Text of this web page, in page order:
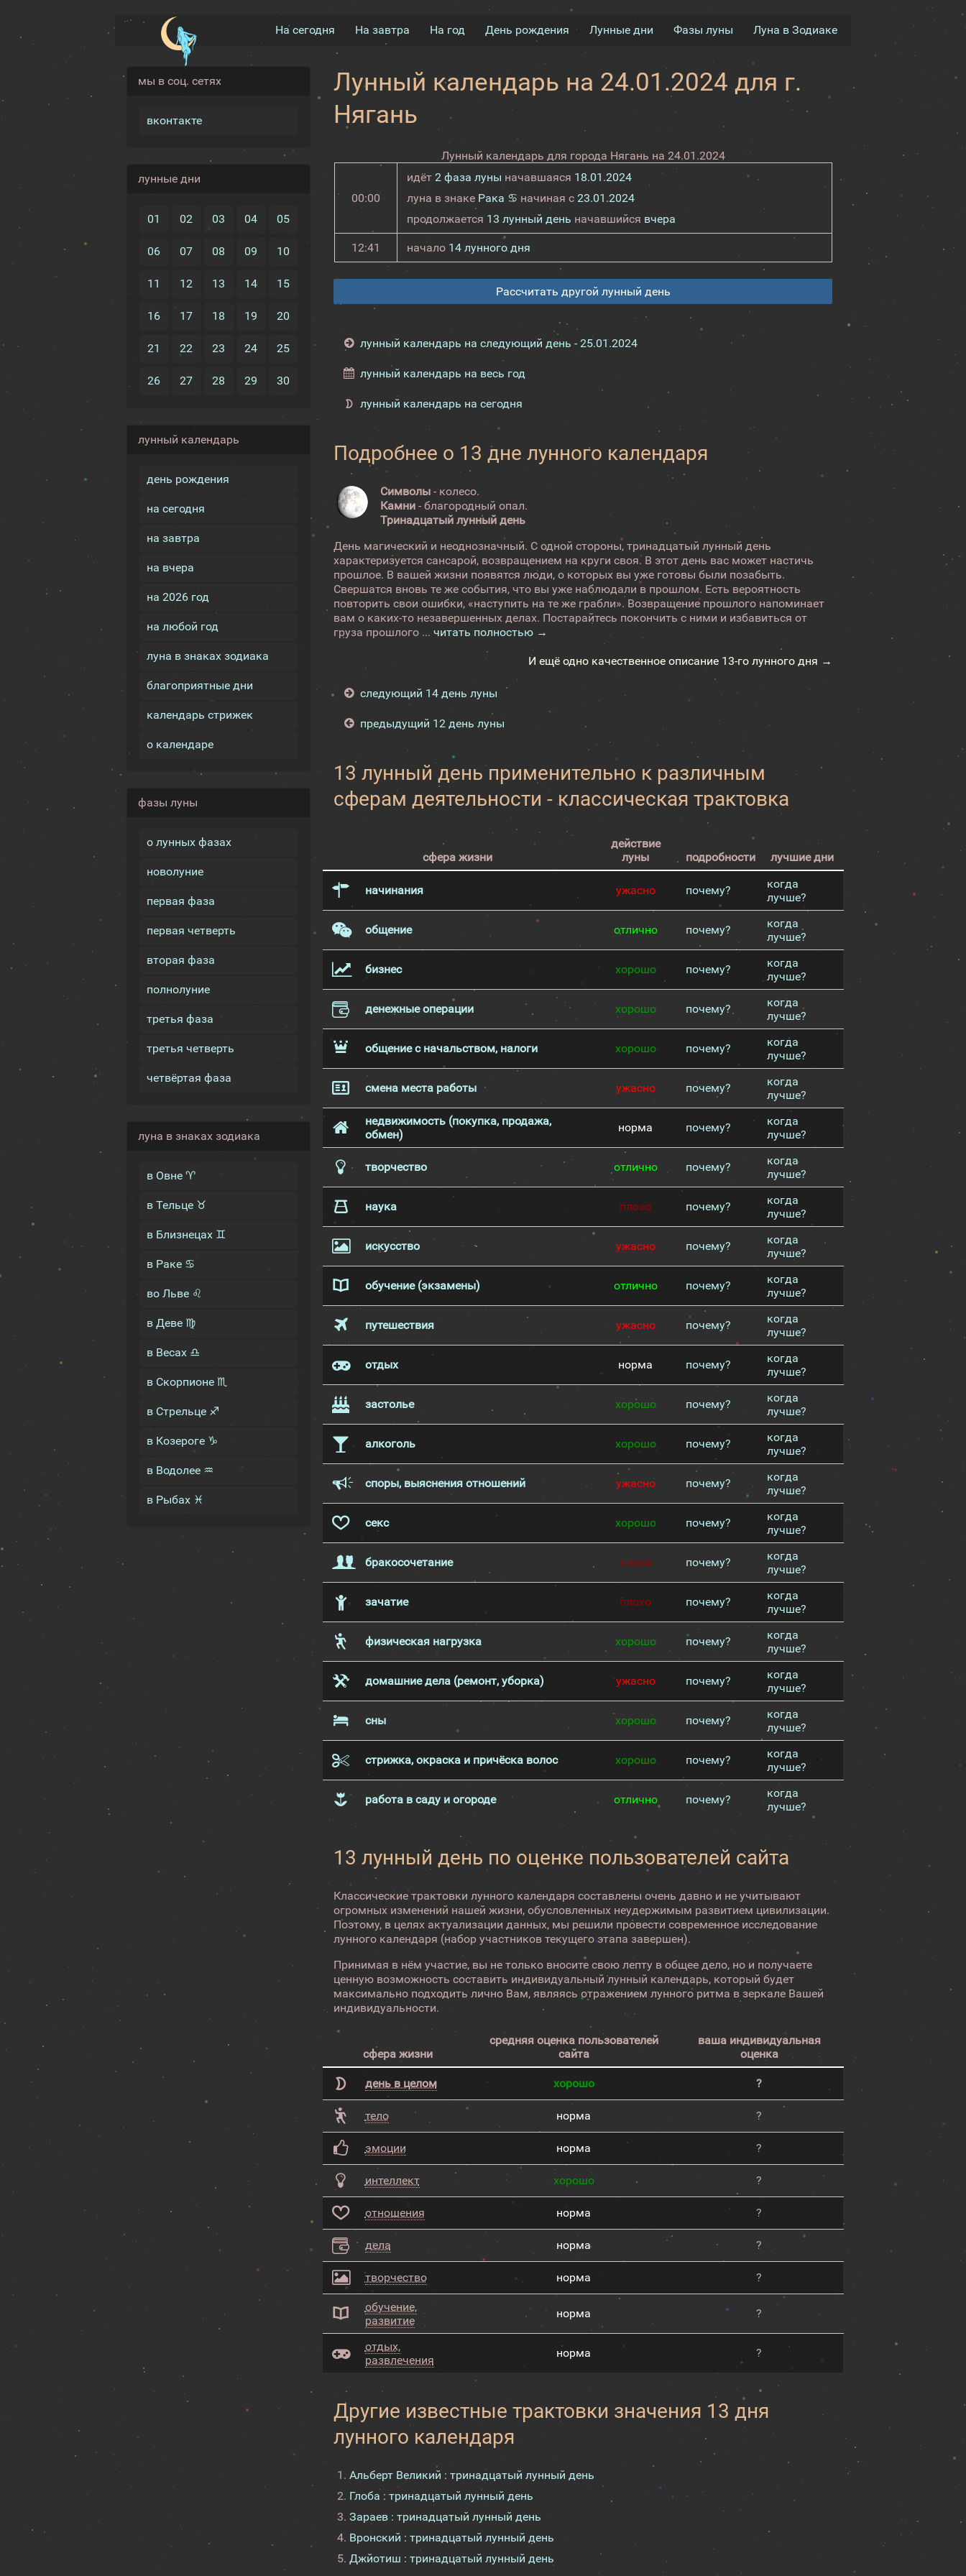
На сегодня На завтра На год День рождения Лунные дни Фазы луны Луна в Зодиаке
мы в соц. сетях
вконтакте
лунные дни
01 02 03 04 05
06 07 08 09 10
11 12 13 14 15
16 17 18 19 20
21 22 23 24 25
26 27 28 29 30
лунный календарь
день рождения
на сегодня
на завтра
на вчера
на 2026 год
на любой год
луна в знаках зодиака
благоприятные дни
календарь стрижек
о календаре
фазы луны
о лунных фазах
новолуние
первая фаза
первая четверть
вторая фаза
полнолуние
третья фаза
третья четверть
четвёртая фаза
луна в знаках зодиака
в Овне ♈
в Тельце ♉
в Близнецах ♊
в Раке ♋
во Льве ♌
в Деве ♍
в Весах ♎
в Скорпионе ♏
в Стрельце ♐
в Козероге ♑
в Водолее ♒
в Рыбах ♓
Лунный календарь на 24.01.2024 для г.
Нягань
Лунный календарь для города Нягань на 24.01.2024
00:00
идёт 2 фаза луны начавшаяся 18.01.2024
луна в знаке Рака ♋ начиная с 23.01.2024
продолжается 13 лунный день начавшийся вчера
12:41 начало 14 лунного дня
Рассчитать другой лунный день
лунный календарь на следующий день - 25.01.2024
лунный календарь на весь год
лунный календарь на сегодня
Подробнее о 13 дне лунного календаря
Символы - колесо.
Камни - благородный опал.
Тринадцатый лунный день
День магический и неоднозначный. С одной стороны, тринадцатый лунный день
характеризуется сансарой, возвращением на круги своя. В этот день вас может настичь
прошлое. В вашей жизни появятся люди, о которых вы уже готовы были позабыть.
Свершатся вновь те же события, что вы уже наблюдали в прошлом. Есть вероятность
повторить свои ошибки, «наступить на те же грабли». Возвращение прошлого напоминает
вам о каких-то незавершенных делах. Постарайтесь покончить с ними и избавиться от
груза прошлого ...читать полностью →
И ещё одно качественное описание 13-го лунного дня →
следующий 14 день луны
предыдущий 12 день луны
13 лунный день применительно к различным
сферам деятельности - классическая трактовка
сфера жизни
действие
луны
подробности лучшие дни
начинания ужасно почему?
когда
лучше?
общение отлично почему?
когда
лучше?
бизнес хорошо почему?
когда
лучше?
денежные операции хорошо почему?
когда
лучше?
общение с начальством, налоги хорошо почему?
когда
лучше?
смена места работы ужасно почему?
когда
лучше?
недвижимость (покупка, продажа,
обмен)
норма почему?
когда
лучше?
творчество отлично почему?
когда
лучше?
наука плохо почему?
когда
лучше?
искусство ужасно почему?
когда
лучше?
обучение (экзамены) отлично почему?
когда
лучше?
путешествия ужасно почему?
когда
лучше?
отдых норма почему?
когда
лучше?
застолье хорошо почему?
когда
лучше?
алкоголь хорошо почему?
когда
лучше?
споры, выяснения отношений ужасно почему?
когда
лучше?
секс хорошо почему?
когда
лучше?
бракосочетание плохо почему?
когда
лучше?
зачатие плохо почему?
когда
лучше?
физическая нагрузка хорошо почему?
когда
лучше?
домашние дела (ремонт, уборка) ужасно почему?
когда
лучше?
сны хорошо почему?
когда
лучше?
стрижка, окраска и причёска волос хорошо почему?
когда
лучше?
работа в саду и огороде отлично почему?
когда
лучше?
13 лунный день по оценке пользователей сайта
Классические трактовки лунного календаря составлены очень давно и не учитывают
огромных изменений нашей жизни, обусловленных неудержимым развитием цивилизации.
Поэтому, в целях актуализации данных, мы решили провести современное исследование
лунного календаря (набор участников текущего этапа завершен).
Принимая в нём участие, вы не только вносите свою лепту в общее дело, но и получаете
ценную возможность составить индивидуальный лунный календарь, который будет
максимально подходить лично Вам, являясь отражением лунного ритма в зеркале Вашей
индивидуальности.
сфера жизни
средняя оценка пользователей
сайта
ваша индивидуальная
оценка
день в целом хорошо ?
тело норма ?
эмоции норма ?
интеллект хорошо ?
отношения норма ?
дела норма ?
творчество норма ?
обучение,
развитие
норма ?
отдых,
развлечения
норма ?
Другие известные трактовки значения 13 дня
лунного календаря
Альберт Великий : тринадцатый лунный день
Глоба : тринадцатый лунный день
Зараев : тринадцатый лунный день
Вронский : тринадцатый лунный день
Джйотиш : тринадцатый лунный день